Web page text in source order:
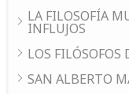
LA FILOSOFÍA
INFLUJOS
LOS
SAN ALBERTO